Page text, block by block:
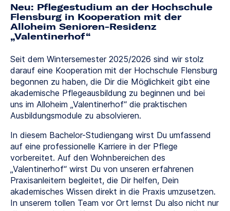
Neu: Pflegestudium an der Hochschule
Flensburg in Kooperation mit der
Alloheim Senioren-Residenz
„Valentinerhof“
Seit dem Wintersemester 2025/2026 sind wir stolz
darauf eine Kooperation mit der Hochschule Flensburg
begonnen zu haben, die Dir die Möglichkeit gibt eine
akademische Pflegeausbildung zu beginnen und bei
uns im Alloheim „Valentinerhof“ die praktischen
Ausbildungsmodule zu absolvieren.
In diesem Bachelor-Studiengang wirst Du umfassend
auf eine professionelle Karriere in der Pflege
vorbereitet. Auf den Wohnbereichen des
„Valentinerhof“ wirst Du von unseren erfahrenen
Praxisanleitern begleitet, die Dir helfen, Dein
akademisches Wissen direkt in die Praxis umzusetzen.
In unserem tollen Team vor Ort lernst Du also nicht nur